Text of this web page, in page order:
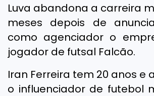
Luva abandona a carreira
meses depois de
como agenciador o
jogador de futsal Falcão.
Iran Ferreira tem 20 anos e
o influenciador de futebol